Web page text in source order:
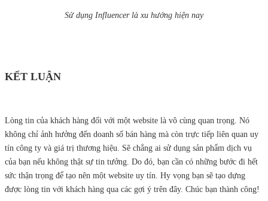
Sử dụng Influencer là xu hướng hiện nay
KẾT LUẬN
Lòng tin của khách hàng đối với một website là vô cùng quan trọng. Nó
không chỉ ảnh hưởng đến doanh số bán hàng mà còn trực tiếp liên quan uy
tín công ty và giá trị thương hiệu. Sẽ chẳng ai sử dụng sản phẩm dịch vụ
của bạn nếu không thật sự tin tưởng. Do đó, bạn cần có những bước đi hết
sức thận trọng để tạo nên một website uy tín. Hy vọng bạn sẽ tạo dựng
được lòng tin với khách hàng qua các gợi ý trên đây. Chúc bạn thành công!